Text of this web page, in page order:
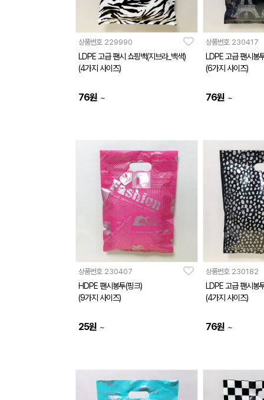
상품번호 229990
LDPE 고급 팬시 쇼핑백(지브라_백색)
(4가지 사이즈)
76원 ~
상품번호 230417
LDPE 고급 팬시봉
(6가지 사이즈)
76원 ~
상품번호 230407
HDPE 팬시봉투(핑크)
(9가지 사이즈)
25원 ~
상품번호 230182
LDPE 고급 팬시봉
(4가지 사이즈)
76원 ~